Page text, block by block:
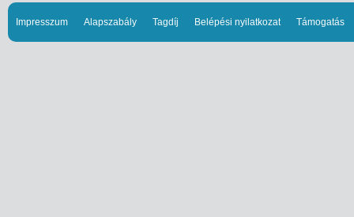
Impresszum Alapszabály Tagdíj Belépési nyilatkozat Támogatás